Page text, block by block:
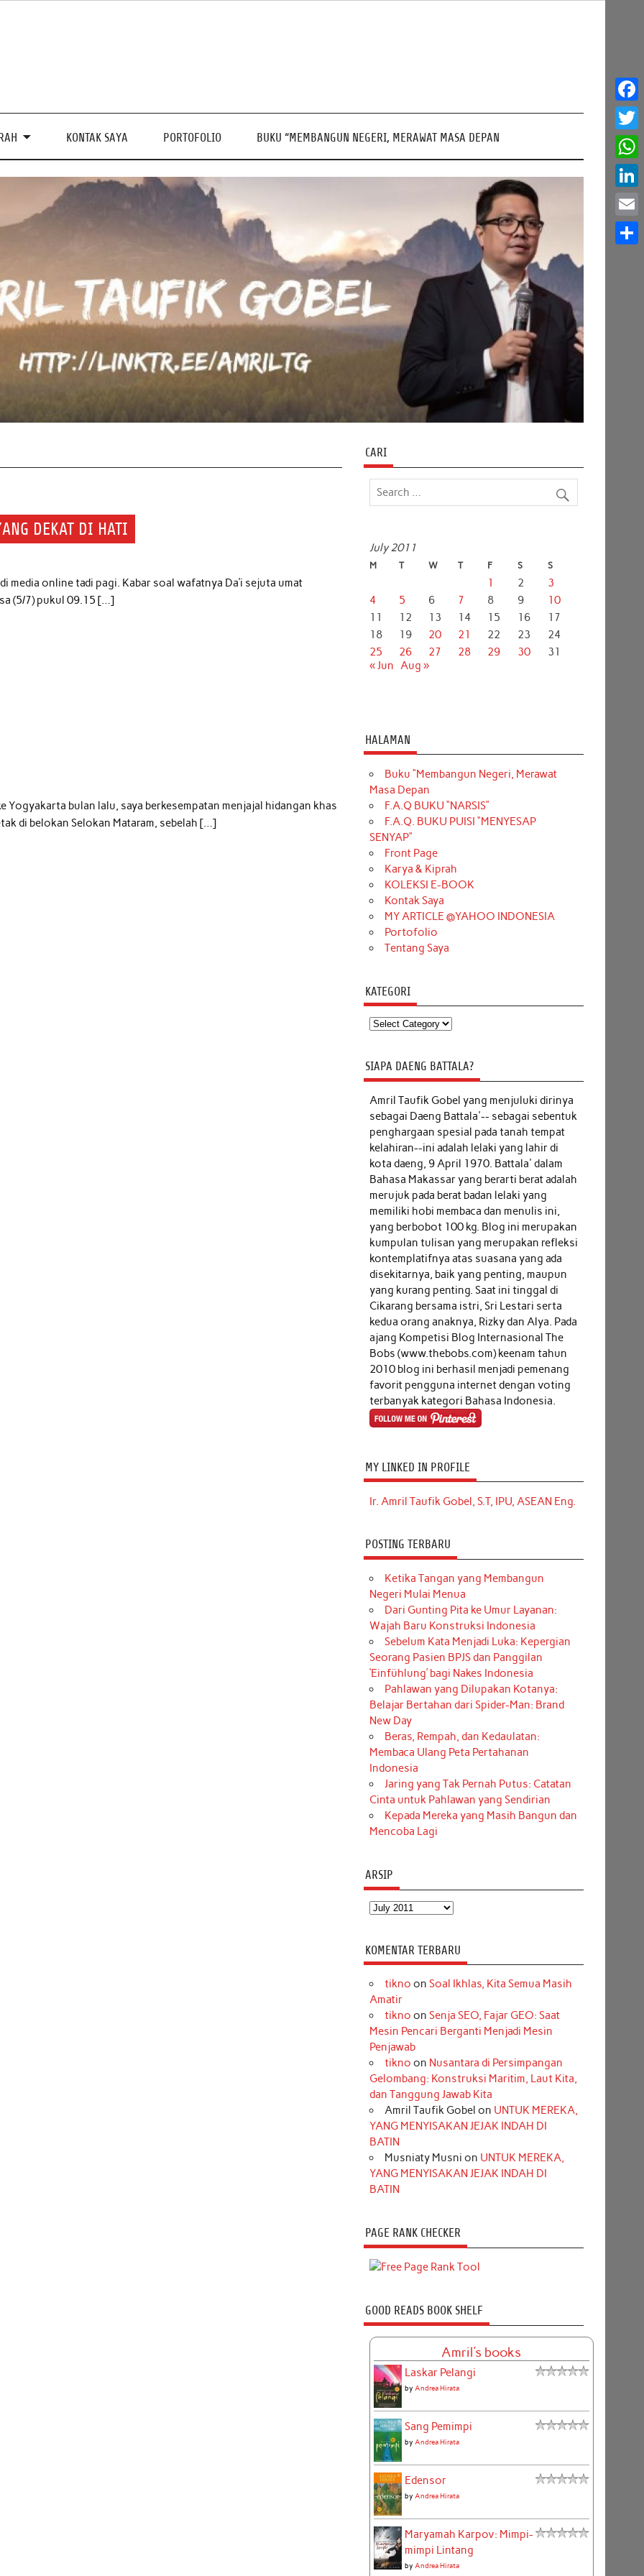
KONTAK SAYA PORTOFOLIO BUKU “MEMBANGUN NEGERI, MERAWAT MASA DEPAN
DEKAT DI HATI
media online tadi pagi. Kabar soal wafatnya Da’i sejuta umat
(5/7) pukul 09.15 […]
bulan lalu, saya berkesempatan menjajal hidangan khas
di belokan Selokan Mataram, sebelah […]
CARI
July 2011
M T W T F S S
1 2
3
4
5 6 7 8 9
10
11
12 13 14 15 16
17
18
19 20 21 22 23
24
25
26 27 28 29 30
31
« Jun Aug »
HALAMAN
Buku “Membangun Negeri, Merawat
Masa Depan
F.A.Q BUKU “NARSIS”
F.A.Q. BUKU PUISI “MENYESAP
SENYAP”
Front Page
Karya & Kiprah
KOLEKSI E-BOOK
Kontak Saya
MY ARTICLE @YAHOO INDONESIA
Portofolio
Tentang Saya
KATEGORI
Kategori
SIAPA DAENG BATTALA?
Amril Taufik Gobel yang menjuluki dirinya
sebagai Daeng Battala'-- sebagai sebentuk
penghargaan spesial pada tanah tempat
kelahiran--ini adalah lelaki yang lahir di
kota daeng, 9 April 1970. Battala' dalam
Bahasa Makassar yang berarti berat adalah
merujuk pada berat badan lelaki yang
memiliki hobi membaca dan menulis ini,
yang berbobot 100 kg. Blog ini merupakan
kumpulan tulisan yang merupakan refleksi
kontemplatifnya atas suasana yang ada
disekitarnya, baik yang penting, maupun
yang kurang penting. Saat ini tinggal di
Cikarang bersama istri, Sri Lestari serta
kedua orang anaknya, Rizky dan Alya. Pada
ajang Kompetisi Blog Internasional The
Bobs (www.thebobs.com) keenam tahun
2010 blog ini berhasil menjadi pemenang
favorit pengguna internet dengan voting
terbanyak kategori Bahasa Indonesia.
MY LINKED IN PROFILE
Ir. Amril Taufik Gobel, S.T, IPU, ASEAN Eng.
POSTING TERBARU
Ketika Tangan yang Membangun
Negeri Mulai Menua
Dari Gunting Pita ke Umur Layanan:
Wajah Baru Konstruksi Indonesia
Sebelum Kata Menjadi Luka: Kepergian
Seorang Pasien BPJS dan Panggilan
‘Einfühlung’ bagi Nakes Indonesia
Pahlawan yang Dilupakan Kotanya:
Belajar Bertahan dari Spider-Man: Brand
New Day
Beras, Rempah, dan Kedaulatan:
Membaca Ulang Peta Pertahanan
Indonesia
Jaring yang Tak Pernah Putus: Catatan
Cinta untuk Pahlawan yang Sendirian
Kepada Mereka yang Masih Bangun dan
Mencoba Lagi
ARSIP
Arsip
KOMENTAR TERBARU
tikno on Soal Ikhlas, Kita Semua Masih
Amatir
tikno on Senja SEO, Fajar GEO: Saat
Mesin Pencari Berganti Menjadi Mesin
Penjawab
tikno on Nusantara di Persimpangan
Gelombang: Konstruksi Maritim, Laut Kita,
dan Tanggung Jawab Kita
Amril Taufik Gobel on UNTUK MEREKA,
YANG MENYISAKAN JEJAK INDAH DI
BATIN
Musniaty Musni on UNTUK MEREKA,
YANG MENYISAKAN JEJAK INDAH DI
BATIN
PAGE RANK CHECKER
GOOD READS BOOK SHELF
Amril's books
Laskar Pelangi
by Andrea Hirata
Sang Pemimpi
by Andrea Hirata
Edensor
by Andrea Hirata
Maryamah Karpov: Mimpi-
mimpi Lintang
by Andrea Hirata
Email